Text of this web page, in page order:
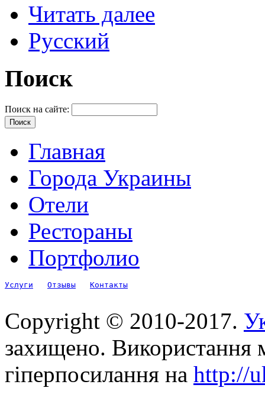
Читать далее
Русский
Поиск
Поиск на сайте:
Главная
Города Украины
Отели
Рестораны
Портфолио
Услуги Отзывы Контакты
Copyright © 2010-2017.
захищено. Використання
гіперпосилання на http://